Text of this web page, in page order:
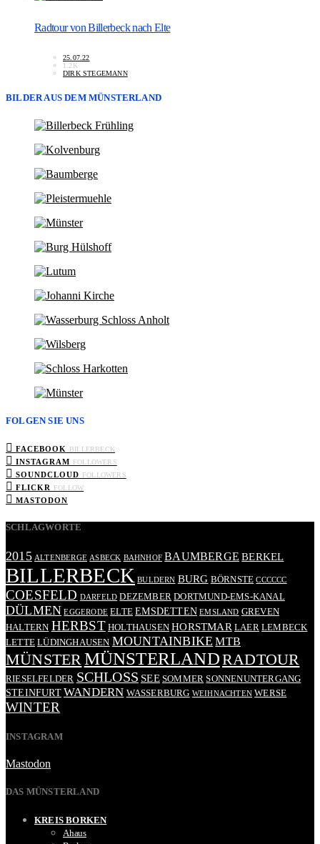
Radtour von Billerbeck nach Elte
25.07.22
1.2K
DIRK STEGEMANN
BILDER AUS DEM MÜNSTERLAND
FOLGEN SIE UNS
FACEBOOK BILLERBECK
INSTAGRAM FOLLOWERS
SOUNDCLOUD FOLLOWERS
FLICKR FOLLOW
MASTODON
SCHLAGWORTE
2015 ALTENBERGE ASBECK BAHNHOF BAUMBERGE BERKEL
BILLERBECK BULDERN BURG BÖRNSTE CCCCCC
COESFELD DARFELD DEZEMBER DORTMUND-EMS-KANAL
DÜLMEN EGGERODE ELTE EMSDETTEN EMSLAND GREVEN
HALTERN HERBST HOLTHAUSEN HORSTMAR LAER LEMBECK
LETTE LÜDINGHAUSEN MOUNTAINBIKE MTB
MÜNSTERMÜNSTERLANDRADTOUR
RIESELFELDER SCHLOSS SEE SOMMER SONNENUNTERGANG
STEINFURT WANDERN WASSERBURG WEIHNACHTEN WERSE
WINTER
INSTAGRAM
Mastodon
DAS MÜNSTERLAND
KREIS BORKEN
Ahaus